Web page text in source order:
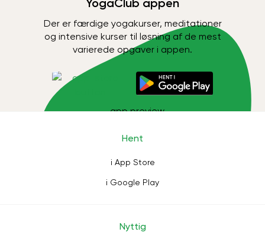
YogaClub appen
Der er færdige yogakurser, meditationer
og intensive kurser til løsning af de mest
varierede opgaver i appen.
Hent
i App Store
i Google Play
Nyttig